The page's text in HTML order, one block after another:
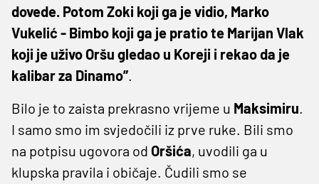
dovede. Potom Zoki koji ga je vidio, Marko
Vukelić - Bimbo koji ga je pratio te Marijan Vlak
koji je uživo Oršu gledao u Koreji i rekao da je
kalibar za Dinamo”.
Bilo je to zaista prekrasno vrijeme u Maksimiru.
I samo smo im svjedočili iz prve ruke. Bili smo
na potpisu ugovora od Oršića, uvodili ga u
klupska pravila i običaje. Čudili smo se